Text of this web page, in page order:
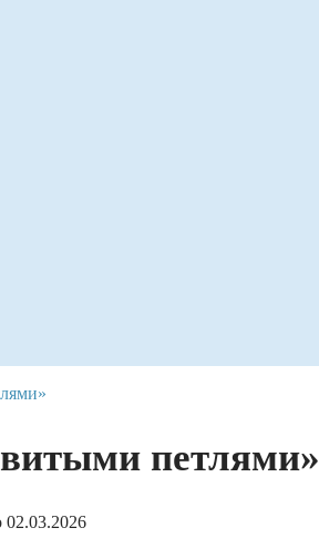
петлями»
02.03.2026